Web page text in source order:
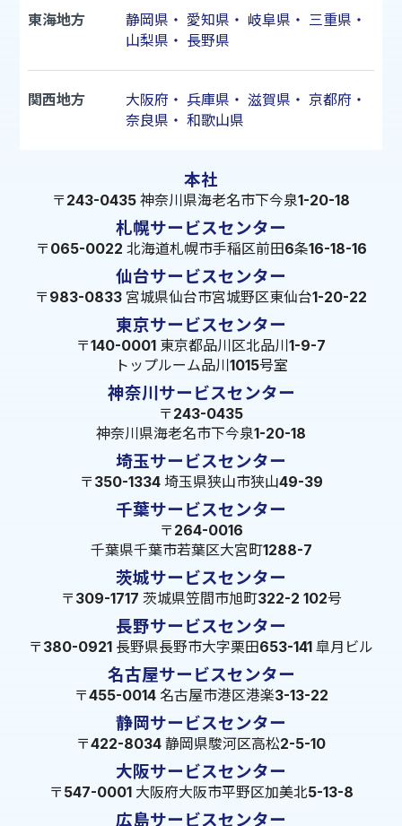
東海地方 静岡県 ・ 愛知県 ・ 岐阜県 ・ 三重県 ・
山梨県 ・ 長野県
関西地方 大阪府 ・ 兵庫県 ・ 滋賀県 ・ 京都府 ・
奈良県 ・ 和歌山県
本社
〒243-0435 神奈川県海老名市下今泉1-20-18
札幌サービスセンター
〒065-0022 北海道札幌市手稲区前田6条16-18-16
仙台サービスセンター
〒983-0833 宮城県仙台市宮城野区東仙台1-20-22
東京サービスセンター
〒140-0001 東京都品川区北品川1-9-7
トップルーム品川1015号室
神奈川サービスセンター
〒243-0435
神奈川県海老名市下今泉1-20-18
埼玉サービスセンター
〒350-1334 埼玉県狭山市狭山49-39
千葉サービスセンター
〒264-0016
千葉県千葉市若葉区大宮町1288-7
茨城サービスセンター
〒309-1717 茨城県笠間市旭町322-2 102号
長野サービスセンター
〒380-0921 長野県長野市大字栗田653-141 皐月ビル
名古屋サービスセンター
〒455-0014 名古屋市港区港楽3-13-22
静岡サービスセンター
〒422-8034 静岡県駿河区高松2-5-10
大阪サービスセンター
〒547-0001 大阪府大阪市平野区加美北5-13-8
広島サービスセンター